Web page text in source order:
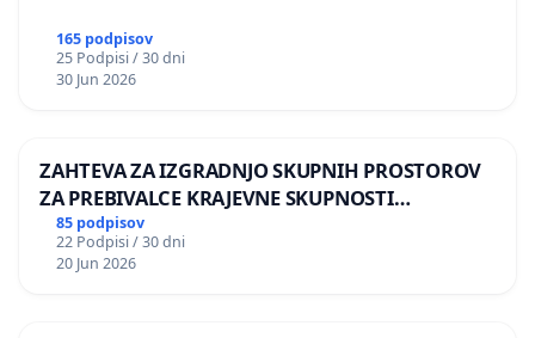
165 podpisov
25 Podpisi / 30 dni
30 Jun 2026
ZAHTEVA ZA IZGRADNJO SKUPNIH PROSTOROV
ZA PREBIVALCE KRAJEVNE SKUPNOSTI
PRESTRANEK
85 podpisov
22 Podpisi / 30 dni
20 Jun 2026